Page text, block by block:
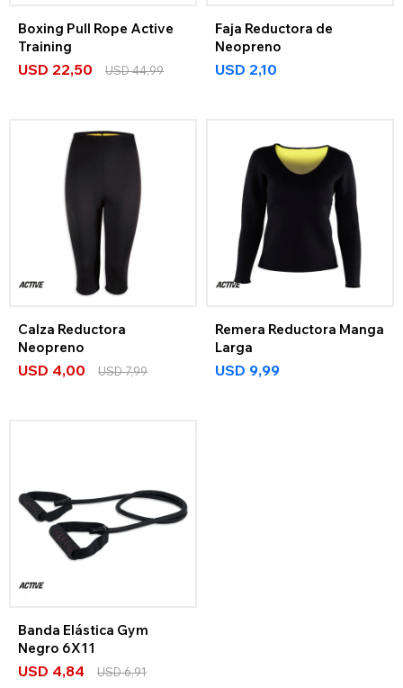
Boxing Pull Rope Active
Training
USD 22,50 USD44,99
Faja Reductora de
Neopreno
USD 2,10
Calza Reductora
Neopreno
USD 4,00 USD7,99
Remera Reductora Manga
Larga
USD 9,99
Banda Elástica Gym
Negro 6X11
USD 4,84 USD6,91